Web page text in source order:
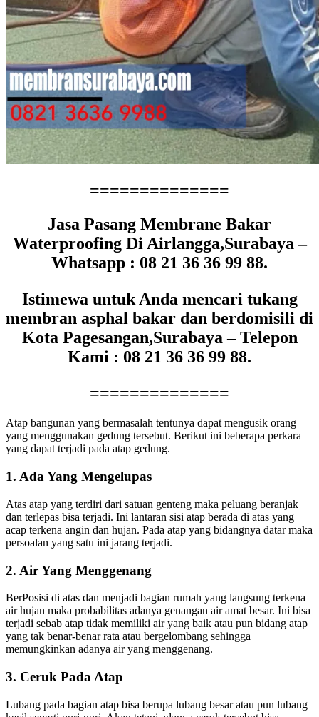
==============
Jasa Pasang Membrane Bakar
Waterproofing Di Airlangga,Surabaya –
Whatsapp : 08 21 36 36 99 88.
Istimewa untuk Anda mencari tukang
membran asphal bakar dan berdomisili di
Kota Pagesangan,Surabaya – Telepon
Kami : 08 21 36 36 99 88.
==============
Atap bangunan yang bermasalah tentunya dapat mengusik orang
yang menggunakan gedung tersebut. Berikut ini beberapa perkara
yang dapat terjadi pada atap gedung.
1. Ada Yang Mengelupas
Atas atap yang terdiri dari satuan genteng maka peluang beranjak
dan terlepas bisa terjadi. Ini lantaran sisi atap berada di atas yang
acap terkena angin dan hujan. Pada atap yang bidangnya datar maka
persoalan yang satu ini jarang terjadi.
2. Air Yang Menggenang
BerPosisi di atas dan menjadi bagian rumah yang langsung terkena
air hujan maka probabilitas adanya genangan air amat besar. Ini bisa
terjadi sebab atap tidak memiliki air yang baik atau pun bidang atap
yang tak benar-benar rata atau bergelombang sehingga
memungkinkan adanya air yang menggenang.
3. Ceruk Pada Atap
Lubang pada bagian atap bisa berupa lubang besar atau pun lubang